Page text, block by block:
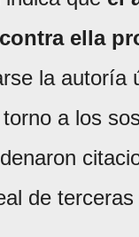
ella
la autoría
a los
de